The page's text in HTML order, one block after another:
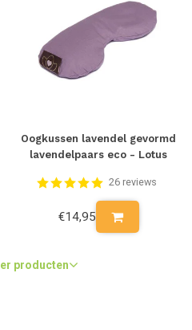
Oogkussen lavendel gevormd
lavendelpaars eco - Lotus
26 reviews
€14,95
producten